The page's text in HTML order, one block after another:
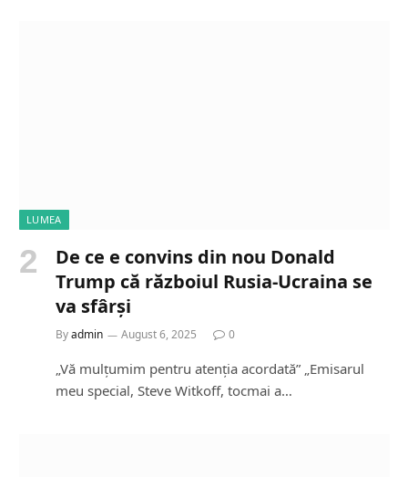
LUMEA
De ce e convins din nou Donald
Trump că războiul Rusia-Ucraina se
va sfârși
Byadmin August 6, 2025 0
„Vă mulțumim pentru atenția acordată” „Emisarul
meu special, Steve Witkoff, tocmai a…